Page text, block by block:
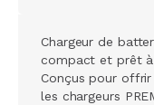
Chargeur de
compact et prêt à
Conçus pour
les chargeurs